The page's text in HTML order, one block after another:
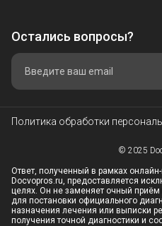
Остались вопросы?
Политика обработки
© 2025
Ответ, полученный в рамках
Docvopros.ru, предоставляется
целях. Он не заменяет очный приём
для постановки официального
назначения лечения или выписки
получения точной диагностики и